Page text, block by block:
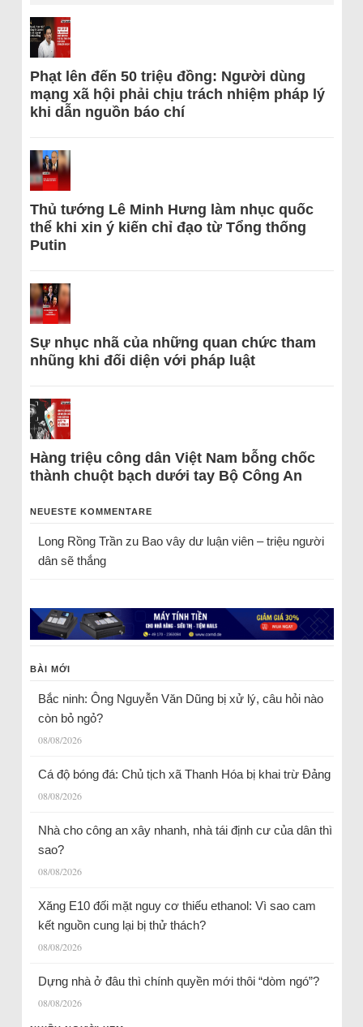
Phạt lên đến 50 triệu đồng: Người dùng
mạng xã hội phải chịu trách nhiệm pháp lý
khi dẫn nguồn báo chí
Thủ tướng Lê Minh Hưng làm nhục quốc
thể khi xin ý kiến chỉ đạo từ Tổng thống
Putin
Sự nhục nhã của những quan chức tham
nhũng khi đối diện với pháp luật
Hàng triệu công dân Việt Nam bỗng chốc
thành chuột bạch dưới tay Bộ Công An
NEUESTE KOMMENTARE
Long Rồng Trầnzu Bao vây dư luận viên – triệu người
dân sẽ thắng
BÀI MỚI
Bắc ninh: Ông Nguyễn Văn Dũng bị xử lý, câu hỏi nào
còn bỏ ngỏ?
08/08/2026
Cá độ bóng đá: Chủ tịch xã Thanh Hóa bị khai trừ Đảng
08/08/2026
Nhà cho công an xây nhanh, nhà tái định cư của dân thì
sao?
08/08/2026
Xăng E10 đối mặt nguy cơ thiếu ethanol: Vì sao cam
kết nguồn cung lại bị thử thách?
08/08/2026
Dựng nhà ở đâu thì chính quyền mới thôi “dòm ngó”?
08/08/2026